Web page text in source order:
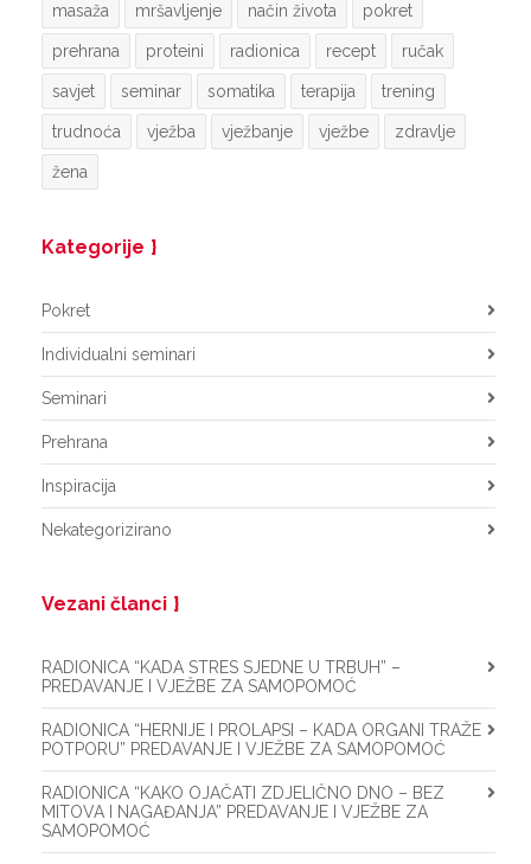
masaža mršavljenje način života pokret
prehrana proteini radionica recept ručak
savjet seminar somatika terapija trening
trudnoća vježba vježbanje vježbe zdravlje
žena
Kategorije
Pokret
Individualni seminari
Seminari
Prehrana
Inspiracija
Nekategorizirano
Vezani članci
RADIONICA “KADA STRES SJEDNE U TRBUH” –
PREDAVANJE I VJEŽBE ZA SAMOPOMOĆ
RADIONICA “HERNIJE I PROLAPSI – KADA ORGANI TRAŽE
POTPORU” PREDAVANJE I VJEŽBE ZA SAMOPOMOĆ
RADIONICA “KAKO OJAČATI ZDJELIČNO DNO – BEZ
MITOVA I NAGAĐANJA” PREDAVANJE I VJEŽBE ZA
SAMOPOMOĆ